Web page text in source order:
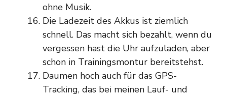
ohne Musik.
Die Ladezeit des Akkus ist ziemlich
schnell. Das macht sich bezahlt, wenn du
vergessen hast die Uhr aufzuladen, aber
schon in Trainingsmontur bereitstehst.
Daumen hoch auch für das GPS-
Tracking, das bei meinen Lauf- und